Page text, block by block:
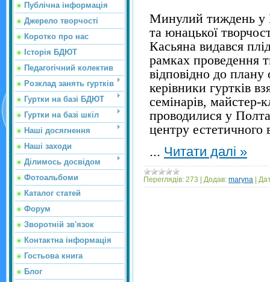
Публічна інформація
Джерело творчості
Коротко про нас
Історія БДЮТ
Педагогічний колектив
Розклад занять гуртків
Гуртки на базі БДЮТ
Гуртки на базі шкіл
Наші досягнення
Наші заходи
Ділимось досвідом
Фотоальбоми
Каталог статей
Форум
Зворотній зв'язок
Контактна інформація
Гостьова книга
Блог
Минулий тиждень у
та юнацької
Касьяна видався
рамках проведення
відповідно до
керівники гуртків
семінарів, майстер-
проводилися у
центру естетичного
... Читати далі »
Переглядів: 273 Додав: maryna